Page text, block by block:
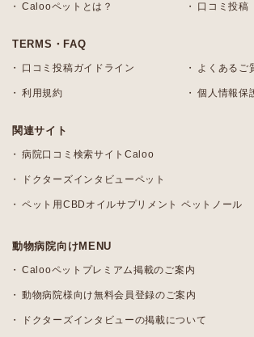
Calooペットとは？ 口コミ投稿
TERMS・FAQ
口コミ投稿ガイドライン よくあるご
利用規約 個人情報保
関連サイト
病院口コミ検索サイトCaloo
ドクターズインタビューペット
ペット用CBDオイルサプリメント ペットノール
動物病院向けMENU
Calooペットプレミアム掲載のご案内
動物病院様向け無料会員登録のご案内
ドクターズインタビューの掲載について